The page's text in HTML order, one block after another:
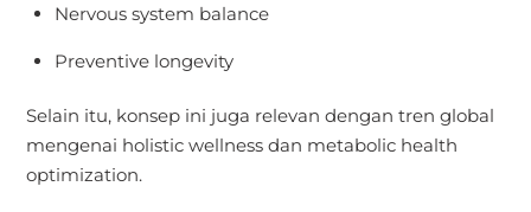
Nervous system balance
Preventive longevity
Selain itu, konsep ini juga relevan dengan tren global
mengenai holistic wellness dan metabolic health
optimization.